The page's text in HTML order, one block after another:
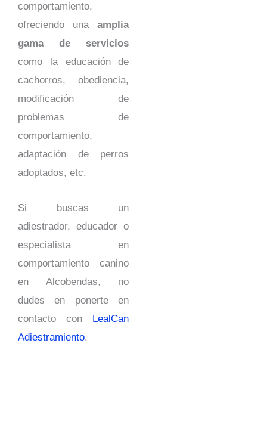
comportamiento,
ofreciendo unaamplia
gama de servicios
como la educación de
cachorros, obediencia,
modificación de
problemas de
comportamiento,
adaptación de perros
adoptados, etc.
Si buscas un
adiestrador, educador o
especialista en
comportamiento canino
en Alcobendas, no
dudes en ponerte en
contacto con LealCan
Adiestramiento.